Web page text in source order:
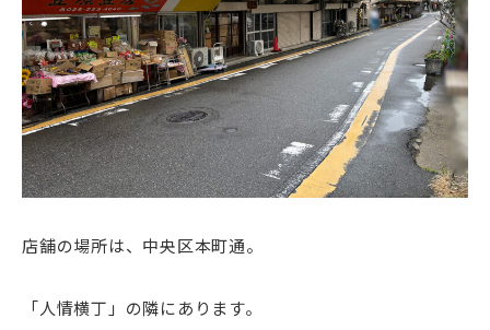
店舗の場所は、 中央区本町通。
「人情横丁」の隣にあります。